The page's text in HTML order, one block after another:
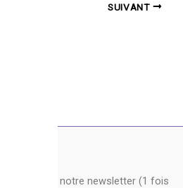
SUIVANT
à notre newsletter (1 fois